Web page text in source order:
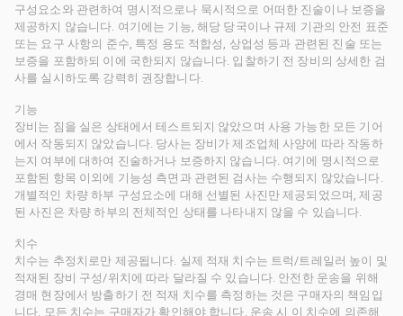
구성요소와 관련하여 명시적으로나 묵시적으로 어떠한 진술이나 보증을
제공하지 않습니다. 여기에는 기능, 해당 당국이나 규제 기관의 안전 표준
또는 요구 사항의 준수, 특정 용도 적합성, 상업성 등과 관련된 진술 또는
보증을 포함하되 이에 국한되지 않습니다. 입찰하기 전 장비의 상세한 검
사를 실시하도록 강력히 권장합니다.
기능
장비는 짐을 실은 상태에서 테스트되지 않았으며 사용 가능한 모든 기어
에서 작동되지 않았습니다. 당사는 장비가 제조업체 사양에 따라 작동하
는지 여부에 대하여 진술하거나 보증하지 않습니다. 여기에 명시적으로
포함된 항목 이외에 기능성 측면과 관련된 검사는 수행되지 않았습니다.
개별적인 차량 하부 구성요소에 대해 선별된 사진만 제공되었으며, 제공
된 사진은 차량 하부의 전체적인 상태를 나타내지 않을 수 있습니다.
치수
치수는 추정치로만 제공됩니다. 실제 적재 치수는 트럭/트레일러 높이 및
적재된 장비 구성/위치에 따라 달라질 수 있습니다. 안전한 운송을 위해
경매 현장에서 방출하기 전 적재 치수를 측정하는 것은 구매자의 책임입
니다. 모든 치수는 구매자가 확인해야 합니다. 운송 시 이 치수에 의존해